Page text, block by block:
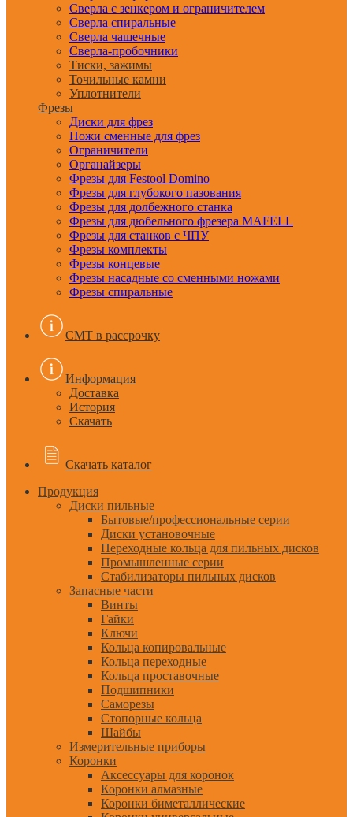
Сверла с зенкером и ограничителем
Сверла спиральные
Сверла чашечные
Сверла-пробочники
Тиски, зажимы
Точильные камни
Уплотнители
Фрезы
Диски для фрез
Ножи сменные для фрез
Ограничители
Органайзеры
Фрезы для Festool Domino
Фрезы для глубокого пазования
Фрезы для долбежного станка
Фрезы для дюбельного фрезера MAFELL
Фрезы для станков с ЧПУ
Фрезы комплекты
Фрезы концевые
Фрезы насадные со сменными ножами
Фрезы спиральные
CMT в рассрочку
Информация
Доставка
История
Скачать
Скачать каталог
Продукция
Диски пильные
Бытовые/профессиональные серии
Диски установочные
Переходные кольца для пильных дисков
Промышленные серии
Стабилизаторы пильных дисков
Запасные части
Винты
Гайки
Ключи
Кольца копировальные
Кольца переходные
Кольца проставочные
Подшипники
Саморезы
Стопорные кольца
Шайбы
Измерительные приборы
Коронки
Аксессуары для коронок
Коронки алмазные
Коронки биметаллические